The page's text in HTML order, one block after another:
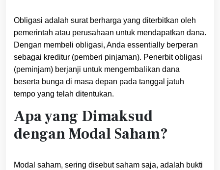
Obligasi adalah surat berharga yang diterbitkan oleh
pemerintah atau perusahaan untuk mendapatkan dana.
Dengan membeli obligasi, Anda essentially berperan
sebagai kreditur (pemberi pinjaman). Penerbit obligasi
(peminjam) berjanji untuk mengembalikan dana
beserta bunga di masa depan pada tanggal jatuh
tempo yang telah ditentukan.
Apa yang Dimaksud
dengan Modal Saham?
Modal saham, sering disebut saham saja, adalah bukti